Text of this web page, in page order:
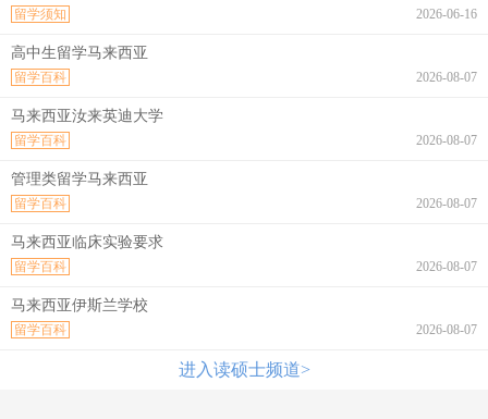
2026-06-16
留学须知
高中生留学马来西亚
2026-08-07
留学百科
马来西亚汝来英迪大学
2026-08-07
留学百科
管理类留学马来西亚
2026-08-07
留学百科
马来西亚临床实验要求
2026-08-07
留学百科
马来西亚伊斯兰学校
2026-08-07
留学百科
进入读硕士频道>